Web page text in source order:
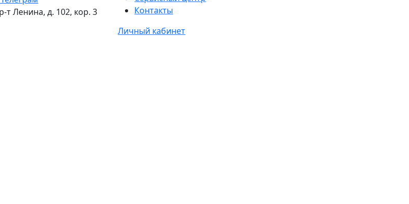
т Ленина, д. 102, кор. 3
Контакты
Личный кабинет